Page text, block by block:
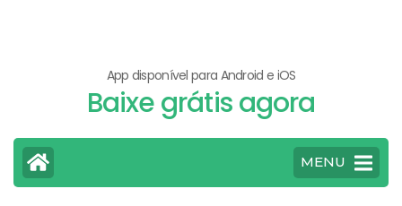
App disponível para Android e iOS
Baixe grátis agora
MENU